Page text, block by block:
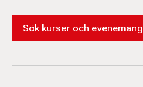
Sök kurser och evenemang